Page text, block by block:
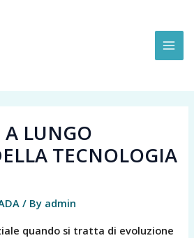
A LUNGO
TECNOLOGIA
/ By admin
quando si tratta di evoluzione